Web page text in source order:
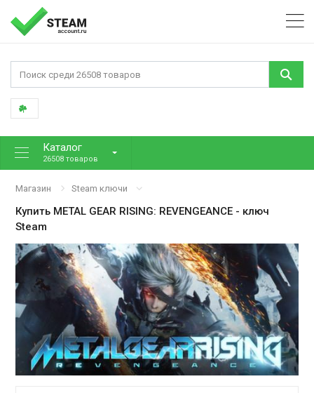
Каталог
26508 товаров
Магазин Steam ключи
Купить METAL GEAR RISING: REVENGEANCE - ключ
Steam